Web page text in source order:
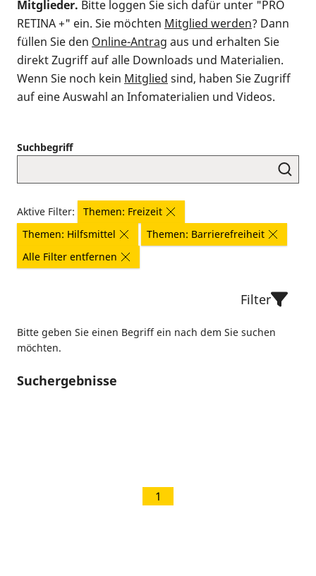
Mitglieder. Bitte loggen Sie sich dafür unter "PRO
RETINA +" ein. Sie möchten Mitglied werden? Dann
füllen Sie den Online-Antrag aus und erhalten Sie
direkt Zugriff auf alle Downloads und Materialien.
Wenn Sie noch kein Mitglied sind, haben Sie Zugriff
auf eine Auswahl an Infomaterialien und Videos.
Suchbegriff
Aktive Filter:
Themen: Freizeit
Themen: Hilfsmittel
Themen: Barrierefreiheit
Alle Filter entfernen
Filter
Bitte geben Sie einen Begriff ein nach dem Sie suchen
möchten.
Suchergebnisse
1